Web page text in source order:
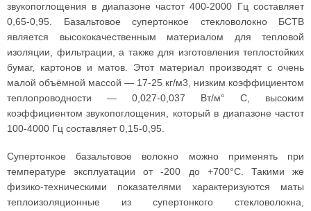
звукопоглощения в диапазоне частот 400-2000 Гц составляет
0,65-0,95. Базальтовое супертонкое стекловолокно БСТВ
является высококачественным материалом для тепловой
изоляции, фильтрации, а также для изготовления теплостойких
бумаг, картонов и матов. Этот материал производят с очень
малой объёмной массой — 17-25 кг/м3, низким коэффициентом
теплопроводности — 0,027-0,037 Вт/м° С, высоким
коэффициентом звукопоглощения, который в диапазоне частот
100-4000 Гц составляет 0,15-0,95.
Супертонкое базальтовое волокно можно применять при
температуре эксплуатации от -200 до +700°С. Такими же
физико-техническими показателями характеризуются маты
теплоизоляционные из супертонкого стекловолокна,